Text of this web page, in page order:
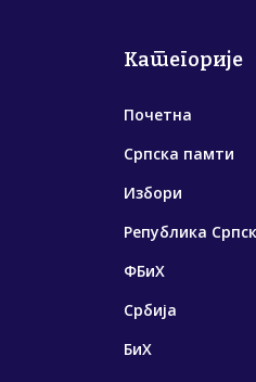
Категорије
Почетна
Српска памти
Избори
Република
ФБиХ
Србија
БиХ